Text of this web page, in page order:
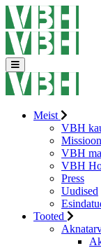
Meist
VBH
VBH
VBH
Press
Uudised
Tooted